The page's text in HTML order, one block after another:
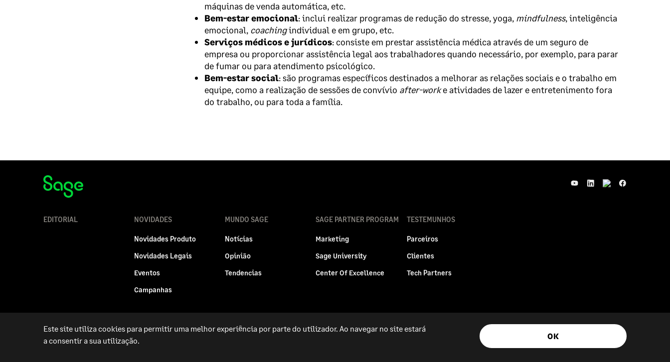
máquinas de venda automática, etc.
Bem-estar emocional: inclui realizar programas de redução do stresse, yoga, mindfulness, inteligência
emocional, coachingindividual e em grupo, etc.
Serviços médicos e jurídicos: consiste em prestar assistência médica através de um seguro de
empresa ou proporcionar assistência legal aos trabalhadores quando necessário, por exemplo, para parar
de fumar ou para atendimento psicológico.
Bem-estar social: são programas específicos destinados a melhorar as relações sociais e o trabalho em
equipe, como a realização de sessões de convívio after-worke atividades de lazer e entretenimento fora
do trabalho, ou para toda a família.
EDITORIAL NOVIDADES
Novidades Produto
Novidades Legais
Eventos
Campanhas
MUNDO SAGE
Notícias
Opinião
Tendencias
SAGE PARTNER PROGRAM
Marketing
Sage University
Center Of Excellence
TESTEMUNHOS
Parceiros
Clientes
Tech Partners
Politica legal Privacidade e Cookies RGPD © Sage Group plc 2026
Este site utiliza cookies para permitir uma melhor experiência por parte do utilizador. Ao navegar no site estará
a consentir a sua utilização.
OK